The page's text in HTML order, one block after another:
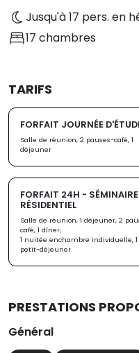
Jusqu'à 17 pers. en
17 chambres
TARIFS
FORFAIT JOURNÉE
Salle de réunion, 2 pauses-café, 1
déjeuner
FORFAIT 24H - SÉMINAIRE
RÉSIDENTIEL
Salle de réunion, 1 déjeuner, 2
café, 1 dîner,
1 nuitée enchambre individuelle, 1
petit-déjeuner
PRESTATIONS
Général